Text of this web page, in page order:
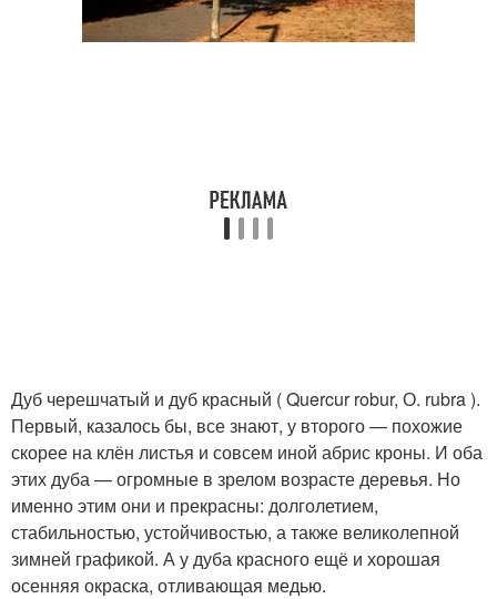
Дуб черешчатый и дуб красный ( Quercur robur, О. rubra ).
Первый, казалось бы, все знают, у второго — похожие
скорее на клён листья и совсем иной абрис кроны. И оба
этих дуба — огромные в зрелом возрасте деревья. Но
именно этим они и прекрасны: долголетием,
стабильностью, устойчивостью, а также великолепной
зимней графикой. А у дуба красного ещё и хорошая
осенняя окраска, отливающая медью.